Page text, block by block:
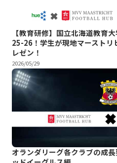
【教育研修】国立北海道教育
25-26！学生が現地マーストリ
レゼン！
2026/05/29
オランダリーグ各クラブの成